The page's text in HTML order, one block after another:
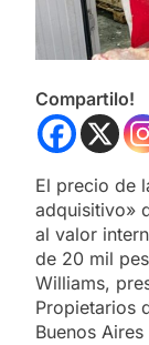
Compartilo!
El precio de
adquisitivo»
al valor
de 20 mil
Williams,
Propietarios
Buenos